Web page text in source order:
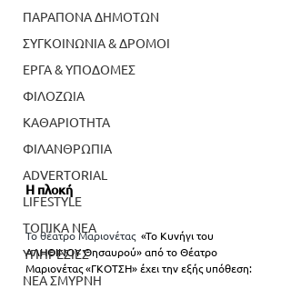
ΠΑΡΑΠΟΝΑ ΔΗΜΟΤΩΝ
ΣΥΓΚΟΙΝΩΝΙΑ & ΔΡΟΜΟΙ
ΕΡΓΑ & ΥΠΟΔΟΜΕΣ
ΦΙΛΟΖΩΙΑ
ΚΑΘΑΡΙΟΤΗΤΑ
ΦΙΛΑΝΘΡΩΠΙΑ
ADVERTORIAL
LIFESTYLE
ΤΟΠΙΚΑ ΝΕΑ
ΥΠΗΡΕΣΙΕΣ
ΝΕΑ ΣΜΥΡΝΗ
Η πλοκή
Το θέατρο Μαριονέτας «Το Κυνήγι του
ΑΛΗΘΙΝΟΥ Θησαυρού» από το Θέατρο
Μαριονέτας «ΓΚΟΤΣΗ» έχει την εξής υπόθεση: